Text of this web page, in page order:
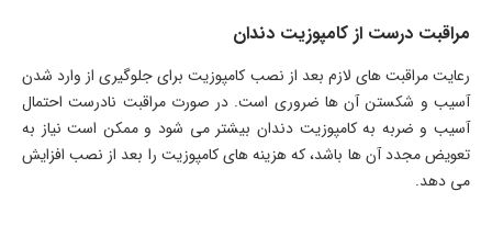
مراقبت درست از کامپوزیت دندان
رعایت مراقبت های لازم بعد از نصب کامپوزیت برای جلوگیری از وارد شدن
آسیب و شکستن آن ها ضروری است. در صورت مراقبت نادرست احتمال
آسیب و ضربه به کامپوزیت دندان بیشتر می شود و ممکن است نیاز به
تعویض مجدد آن ها باشد، که هزینه های کامپوزیت را بعد از نصب افزایش
می دهد.